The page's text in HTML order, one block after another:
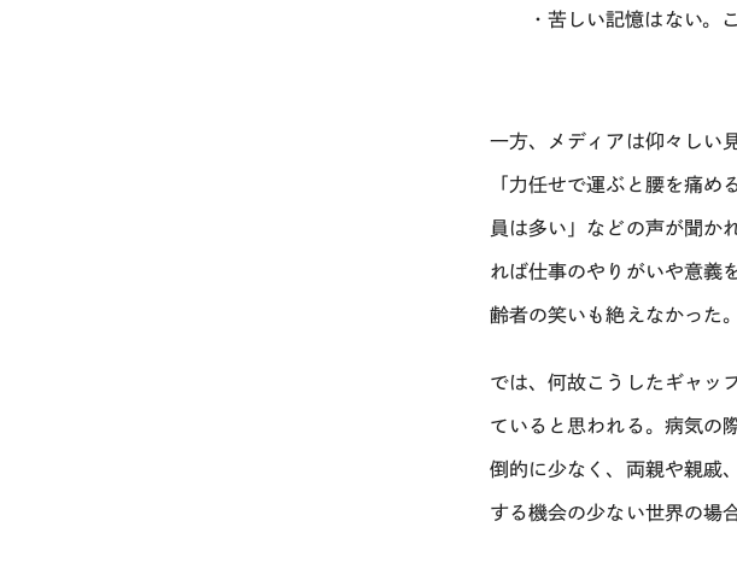
・苦しい記憶はない。
一方、メディアは仰々しい
「力任せで運ぶと腰を痛
員は多い」などの声が聞か
れば仕事のやりがいや意義
齢者の笑いも絶えなかった。
では、何故こうしたギャッ
ていると思われる。病気の
倒的に少なく、両親や親戚
する機会の少ない世界の場